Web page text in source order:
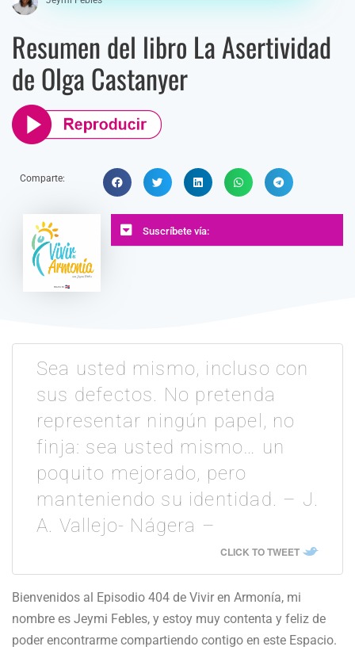
Resumen del libro La Asertividad
de Olga Castanyer
Comparte:
Suscríbete vía:
Sea usted mismo, incluso con
sus defectos. No pretenda
representar ningún papel, no
finja: sea usted mismo… un
poquito mejorado, pero
manteniendo su identidad. – J.
A. Vallejo- Nágera –
CLICK TO TWEET
Bienvenidos al Episodio 404 de Vivir en Armonía, mi
nombre es Jeymi Febles, y estoy muy contenta y feliz de
poder encontrarme compartiendo contigo en este Espacio.